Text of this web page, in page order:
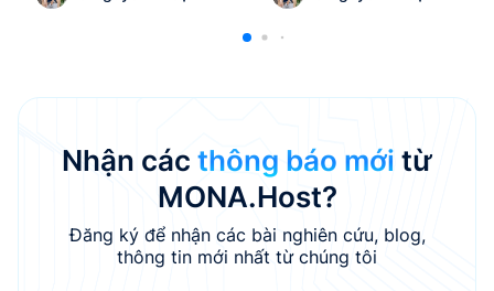
ban hành ngày
dụng tài nguyên Internet
miền “.vn”, địa chỉ IP, ASN),
MONA Host...
quen thuộc của nhiều
người. Tuy nhiên, để tận
lựa chọn một phần mềm
tố không thể thiếu.
Trong...
Nhận các thông báo mới từ
MONA.Host?
Đăng ký để nhận các bài nghiên cứu, blog,
thông tin mới nhất từ chúng tôi